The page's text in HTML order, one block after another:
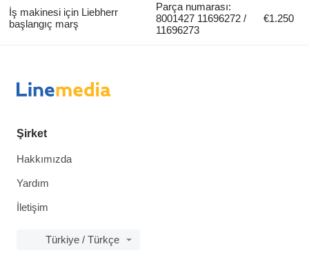
İş makinesi için Liebherr
başlangıç marş
Parça numarası:
8001427 11696272 /
11696273
€1.250
Şirket
Hakkımızda
Yardım
İletişim
Türkiye / Türkçe